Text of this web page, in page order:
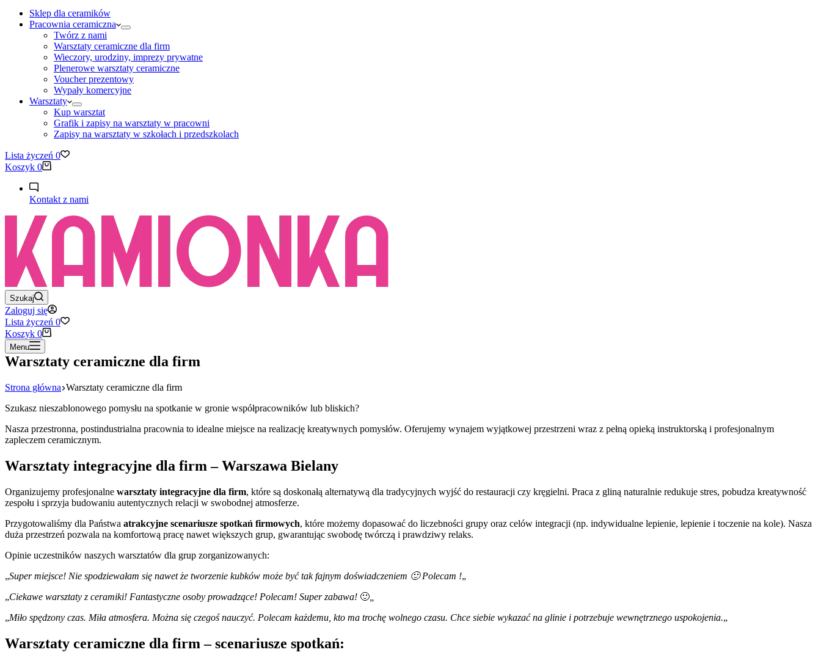
Sklep dla ceramików
Pracownia ceramiczna
Twórz z nami
Warsztaty ceramiczne dla firm
Wieczory, urodziny, imprezy prywatne
Plenerowe warsztaty ceramiczne
Voucher prezentowy
Wypały komercyjne
Warsztaty
Kup warsztat
Grafik i zapisy na warsztaty w pracowni
Zapisy na warsztaty w szkołach i przedszkolach
Lista życzeń 0
Koszyk 0
Kontakt z nami
Szukaj
Zaloguj się
Lista życzeń 0
Koszyk 0
Menu
Warsztaty ceramiczne dla firm
Strona główna Warsztaty ceramiczne dla firm
Szukasz nieszablonowego pomysłu na spotkanie w gronie współpracowników lub bliskich?
Nasza przestronna, postindustrialna pracownia to idealne miejsce na realizację kreatywnych pomysłów. Oferujemy wynajem wyjątkowej przestrzeni wraz z pełną opieką instruktorską i profesjonalnym
zapleczem ceramicznym.
Warsztaty integracyjne dla firm – Warszawa Bielany
Organizujemy profesjonalne warsztaty integracyjne dla firm, które są doskonałą alternatywą dla tradycyjnych wyjść do restauracji czy kręgielni. Praca z gliną naturalnie redukuje stres, pobudza kreatywność
zespołu i sprzyja budowaniu autentycznych relacji w swobodnej atmosferze.
Przygotowaliśmy dla Państwa atrakcyjne scenariusze spotkań firmowych, które możemy dopasować do liczebności grupy oraz celów integracji (np. indywidualne lepienie, lepienie i toczenie na kole). Nasza
duża przestrzeń pozwala na komfortową pracę nawet większych grup, gwarantując swobodę twórczą i prawdziwy relaks.
Opinie uczestników naszych warsztatów dla grup zorganizowanych:
„Super miejsce! Nie spodziewałam się nawet że tworzenie kubków może być tak fajnym doświadczeniem 🙂 Polecam !„
„Ciekawe warsztaty z ceramiki! Fantastyczne osoby prowadzące! Polecam! Super zabawa! 🙂
„Miło spędzony czas. Miła atmosfera. Można się czegoś nauczyć. Polecam każdemu, kto ma trochę wolnego czasu. Chce siebie wykazać na glinie i potrzebuje wewnętrznego uspokojenia.„
Warsztaty ceramiczne dla firm – scenariusze spotkań: